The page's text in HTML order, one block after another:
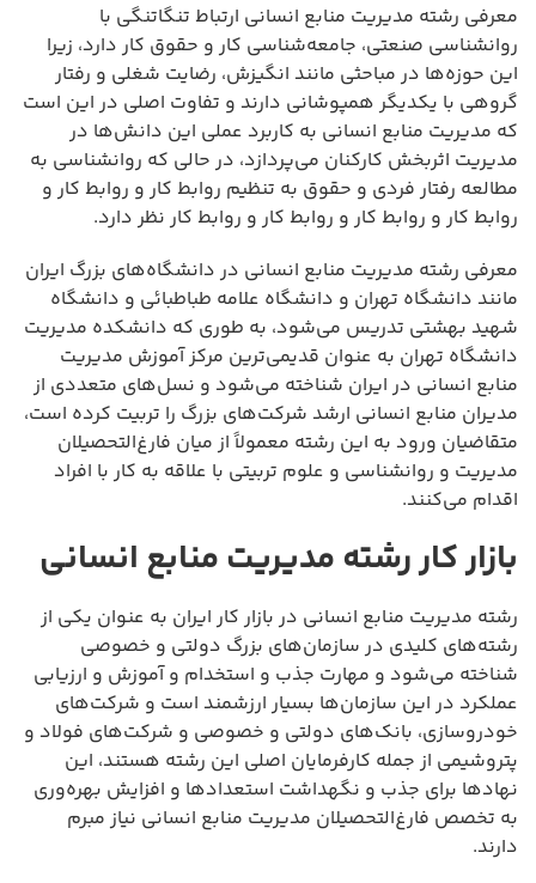
معرفی رشته مدیریت منابع انسانی ارتباط تنگاتنگی با
روانشناسی صنعتی، جامعه‌شناسی کار و حقوق کار دارد، زیرا
این حوزه‌ها در مباحثی مانند انگیزش، رضایت شغلی و رفتار
گروهی با یکدیگر همپوشانی دارند و تفاوت اصلی در این است
که مدیریت منابع انسانی به کاربرد عملی این دانش‌ها در
مدیریت اثربخش کارکنان می‌پردازد، در حالی که روانشناسی به
مطالعه رفتار فردی و حقوق به تنظیم روابط کار و روابط کار و
روابط کار و روابط کار و روابط کار و روابط کار نظر دارد.
معرفی رشته مدیریت منابع انسانی در دانشگاه‌های بزرگ ایران
مانند دانشگاه تهران و دانشگاه علامه طباطبائی و دانشگاه
شهید بهشتی تدریس می‌شود، به طوری که دانشکده مدیریت
دانشگاه تهران به عنوان قدیمی‌ترین مرکز آموزش مدیریت
منابع انسانی در ایران شناخته می‌شود و نسل‌های متعددی از
مدیران منابع انسانی ارشد شرکت‌های بزرگ را تربیت کرده است،
متقاضیان ورود به این رشته معمولاً از میان فارغ‌التحصیلان
مدیریت و روانشناسی و علوم تربیتی با علاقه به کار با افراد
اقدام می‌کنند.
بازار کار رشته مدیریت منابع انسانی
رشته مدیریت منابع انسانی در بازار کار ایران به عنوان یکی از
رشته‌های کلیدی در سازمان‌های بزرگ دولتی و خصوصی
شناخته می‌شود و مهارت جذب و استخدام و آموزش و ارزیابی
عملکرد در این سازمان‌ها بسیار ارزشمند است و شرکت‌های
خودروسازی، بانک‌های دولتی و خصوصی و شرکت‌های فولاد و
پتروشیمی از جمله کارفرمایان اصلی این رشته هستند، این
نهادها برای جذب و نگهداشت استعدادها و افزایش بهره‌وری
به تخصص فارغ‌التحصیلان مدیریت منابع انسانی نیاز مبرم
دارند.